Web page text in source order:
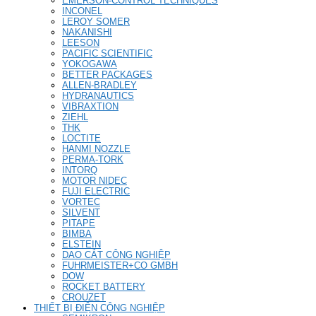
INCONEL
LEROY SOMER
NAKANISHI
LEESON
PACIFIC SCIENTIFIC
YOKOGAWA
BETTER PACKAGES
ALLEN-BRADLEY
HYDRANAUTICS
VIBRAXTION
ZIEHL
THK
LOCTITE
HANMI NOZZLE
PERMA-TORK
INTORQ
MOTOR NIDEC
FUJI ELECTRIC
VORTEC
SILVENT
PITAPE
BIMBA
ELSTEIN
DAO CẮT CÔNG NGHIỆP
FUHRMEISTER+CO GMBH
DOW
ROCKET BATTERY
CROUZET
THIẾT BỊ ĐIỆN CÔNG NGHIỆP